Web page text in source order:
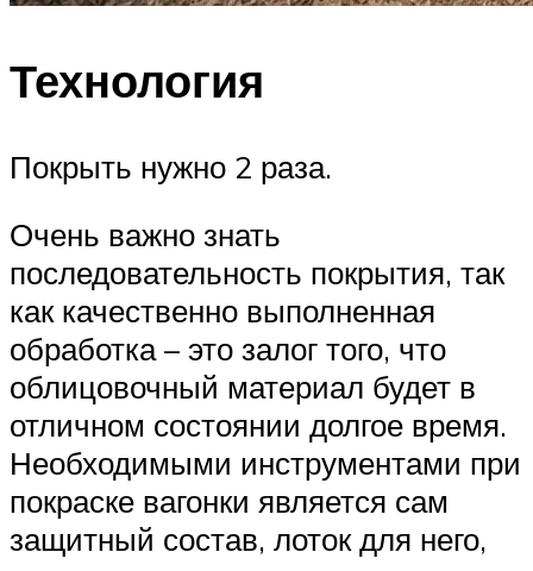
Технология
Покрыть нужно 2 раза.
Очень важно знать
последовательность покрытия, так
как качественно выполненная
обработка – это залог того, что
облицовочный материал будет в
отличном состоянии долгое время.
Необходимыми инструментами при
покраске вагонки является сам
защитный состав, лоток для него,